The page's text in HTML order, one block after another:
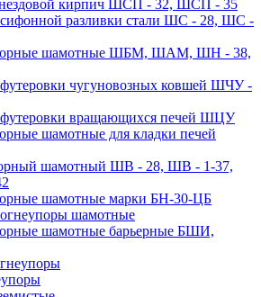
кирпич ШСП - 32, ШСП - 35
разливки стали ШС - 28, ШС -
шамотные ШБМ, ШАМ, ШН - 38,
чугуновозных ковшей ШЧУ -
вращающихся печей ШЦУ
шамотные для кладки печей
шамотный ШВ - 28, ШВ - 1-37,
шамотные марки БН-30-ЦБ
шамотные
шамотные барьерные БШИ,